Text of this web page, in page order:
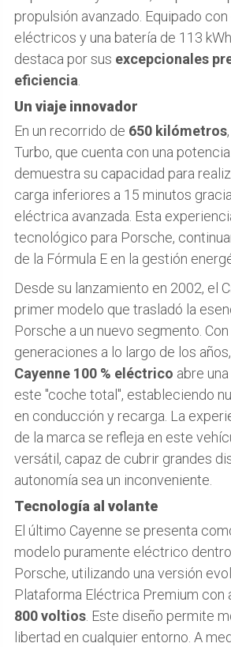
propulsión avanzado. Equipado
eléctricos y una batería de 113
destaca por sus excepcionales
eficiencia
Un viaje innovador
En un recorrido de 650 kilómetros
Turbo, que cuenta con una potencia
demuestra su capacidad para
carga inferiores a 15 minutos
eléctrica avanzada. Esta
tecnológico para Porsche,
de la Fórmula E en la gestión
Desde su lanzamiento en 2002, el
primer modelo que trasladó la
Porsche a un nuevo segmento.
generaciones a lo largo de los
Cayenne 100 % eléctrico abre
este "coche total", estableciendo
en conducción y recarga. La
de la marca se refleja en este
versátil, capaz de cubrir grandes
autonomía sea un inconveniente.
Tecnología al volante
El último Cayenne se presenta
modelo puramente eléctrico
Porsche, utilizando una versión
Plataforma Eléctrica Premium con
800 voltios . Este diseño permite
libertad en cualquier entorno. A